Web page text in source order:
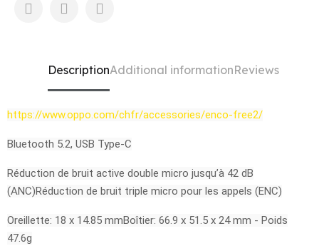
DescriptionAdditional informationReviews
https://www.oppo.com/chfr/accessories/enco-free2/
Bluetooth 5.2, USB Type-C
Réduction de bruit active double micro jusqu’à 42 dB
(ANC)Réduction de bruit triple micro pour les appels (ENC)
Oreillette: 18 x 14.85 mmBoîtier: 66.9 x 51.5 x 24 mm - Poids
47.6g